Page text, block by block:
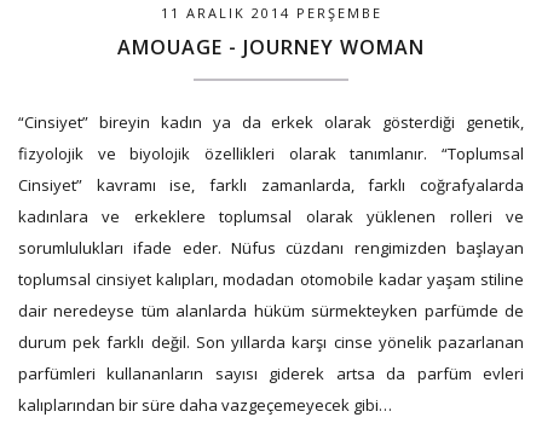
11 ARALIK 2014 PERŞEMBE
AMOUAGE - JOURNEY WOMAN
“Cinsiyet” bireyin kadın ya da erkek olarak gösterdiği genetik,
fizyolojik ve biyolojik özellikleri olarak tanımlanır. “Toplumsal
Cinsiyet” kavramı ise, farklı zamanlarda, farklı coğrafyalarda
kadınlara ve erkeklere toplumsal olarak yüklenen rolleri ve
sorumlulukları ifade eder. Nüfus cüzdanı rengimizden başlayan
toplumsal cinsiyet kalıpları, modadan otomobile kadar yaşam stiline
dair neredeyse tüm alanlarda hüküm sürmekteyken parfümde de
durum pek farklı değil. Son yıllarda karşı cinse yönelik pazarlanan
parfümleri kullananların sayısı giderek artsa da parfüm evleri
kalıplarından bir süre daha vazgeçemeyecek gibi…